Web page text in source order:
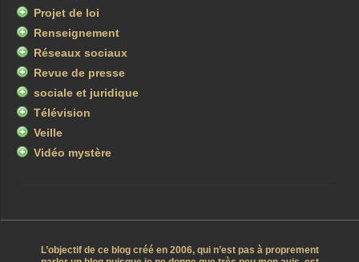
Projet de loi
Renseignement
Réseaux sociaux
Revue de presse
sociale et juridique
Télévision
Veille
Vidéo mystère
L’objectif de ce blog créé en 2006, qui n’est pas à proprement